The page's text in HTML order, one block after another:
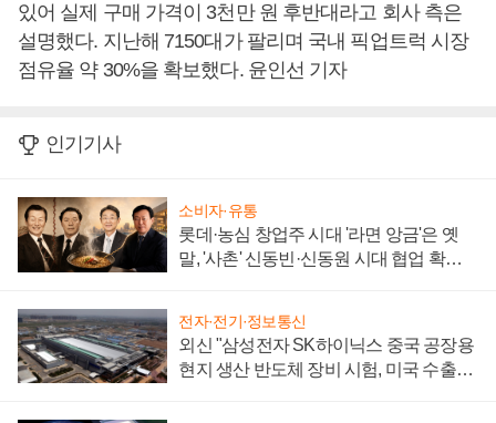
있어 실제 구매 가격이 3천만 원 후반대라고 회사 측은
설명했다. 지난해 7150대가 팔리며 국내 픽업트럭 시장
점유율 약 30%을 확보했다. 윤인선 기자
인기기사
소비자·유통
롯데·농심 창업주 시대 '라면 앙금'은 옛
말, '사촌' 신동빈·신동원 시대 협업 확대
전자·전기·정보통신
외신 "삼성전자 SK하이닉스 중국 공장용
현지 생산 반도체 장비 시험, 미국 수출통